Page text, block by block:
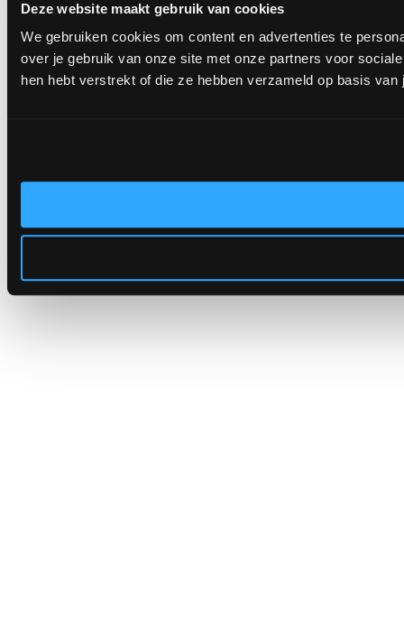
Deze website maakt gebruik van cookies
We gebruiken cookies om content en advertenties te
over je gebruik van onze site met onze partners voor
hen hebt verstrekt of die ze hebben verzameld op basis van